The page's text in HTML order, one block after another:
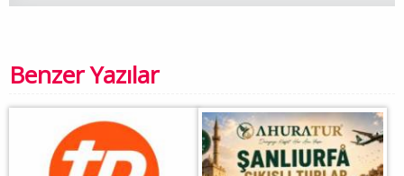
Benzer Yazılar